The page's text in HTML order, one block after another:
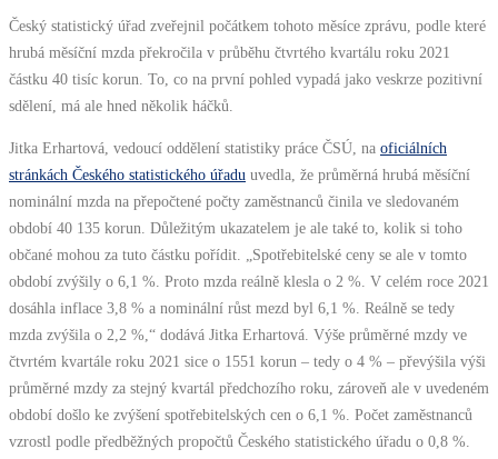
Český statistický úřad zveřejnil počátkem tohoto měsíce zprávu, podle které
hrubá měsíční mzda překročila v průběhu čtvrtého kvartálu roku 2021
částku 40 tisíc korun. To, co na první pohled vypadá jako veskrze pozitivní
sdělení, má ale hned několik háčků.
Jitka Erhartová, vedoucí oddělení statistiky práce ČSÚ, na oficiálních
stránkách Českého statistického úřadu uvedla, že průměrná hrubá měsíční
nominální mzda na přepočtené počty zaměstnanců činila ve sledovaném
období 40 135 korun. Důležitým ukazatelem je ale také to, kolik si toho
občané mohou za tuto částku pořídit. „Spotřebitelské ceny se ale v tomto
období zvýšily o 6,1 %. Proto mzda reálně klesla o 2 %. V celém roce 2021
dosáhla inflace 3,8 % a nominální růst mezd byl 6,1 %. Reálně se tedy
mzda zvýšila o 2,2 %,“ dodává Jitka Erhartová. Výše průměrné mzdy ve
čtvrtém kvartále roku 2021 sice o 1551 korun – tedy o 4 % – převýšila výši
průměrné mzdy za stejný kvartál předchozího roku, zároveň ale v uvedeném
období došlo ke zvýšení spotřebitelských cen o 6,1 %. Počet zaměstnanců
vzrostl podle předběžných propočtů Českého statistického úřadu o 0,8 %.